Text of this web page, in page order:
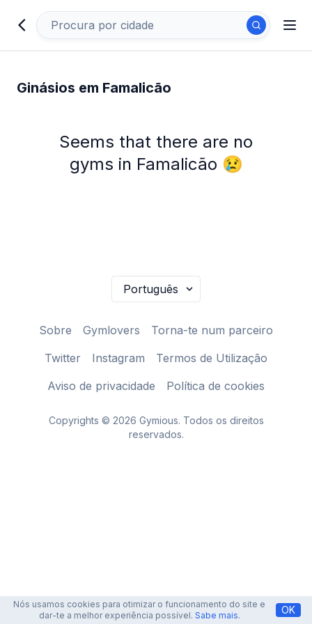
Ginásios em Famalicão
Seems that there are no
gyms in Famalicão 😢
Sobre Gymlovers
Torna-te num parceiro
Twitter
Instagram
Termos de Utilização
Aviso de privacidade
Política de cookies
Copyrights © 2026 Gymious. Todos os direitos
reservados.
Nós usamos cookies para otimizar o funcionamento do site e
dar-te a melhor experiência possível. Sabe mais. OK